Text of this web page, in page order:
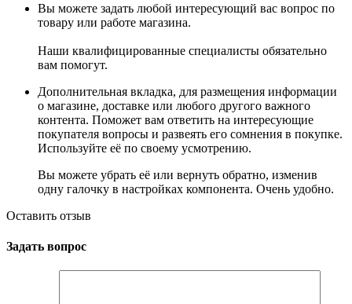
Вы можете задать любой интересующий вас вопрос по
товару или работе магазина.
Наши квалифицированные специалисты обязательно
вам помогут.
Дополнительная вкладка, для размещения информации
о магазине, доставке или любого другого важного
контента. Поможет вам ответить на интересующие
покупателя вопросы и развеять его сомнения в покупке.
Используйте её по своему усмотрению.
Вы можете убрать её или вернуть обратно, изменив
одну галочку в настройках компонента. Очень удобно.
Оставить отзыв
Задать вопрос